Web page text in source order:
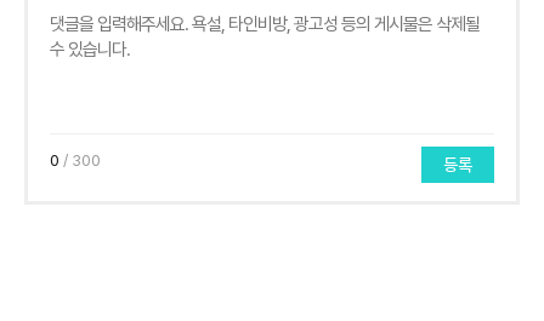
0 / 300 등록